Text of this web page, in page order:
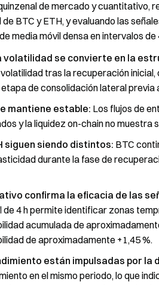
de mercado y cuantitativo,
BTC y ETH, y evaluando las
media móvil densa en intervalos de
volatilidad se convierte en la
tras la recuperación
de consolidación lateral
mantiene estable: Los flujos de
y la liquidez on-chain no
siguen siendo distintos: BTC
durante la fase de
confirma la eficacia de las
4 h permite identificar zonas
acumulada de
de aproximadamente +1,45 %.
están impulsadas por la
en el mismo periodo, lo que